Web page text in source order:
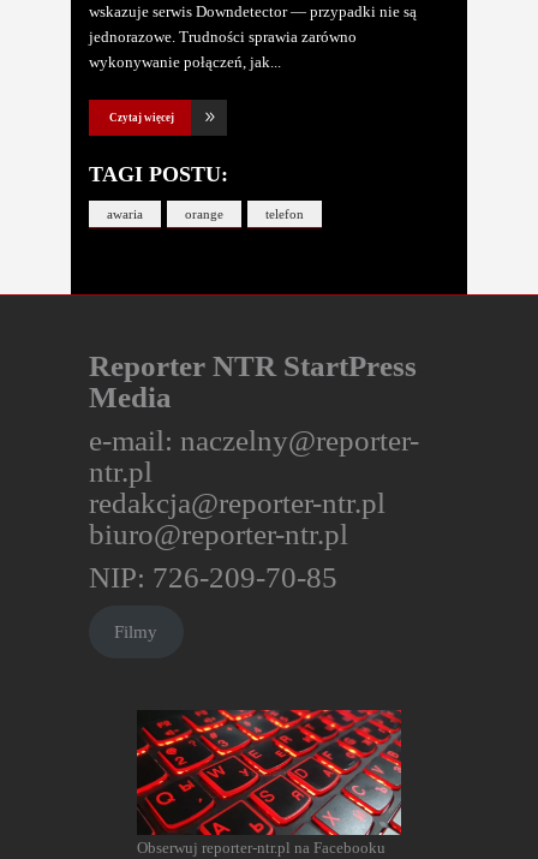
wskazuje serwis Downdetector — przypadki nie są
jednorazowe. Trudności sprawia zarówno
wykonywanie połączeń, jak
Czytaj więcej
TAGI POSTU:
awaria orange telefon
Reporter NTR StartPress
Media
e-mail: naczelny@reporter-
ntr.pl
redakcja@reporter-ntr.pl
biuro@reporter-ntr.pl
NIP: 726-209-70-85
Filmy
Obserwuj reporter-ntr.pl na Facebooku